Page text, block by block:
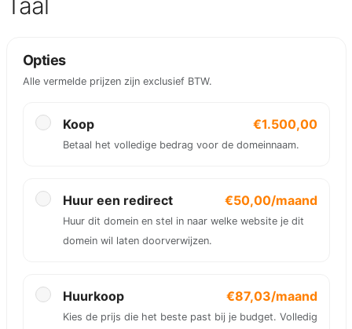
Opties
Alle vermelde prijzen zijn exclusief BTW.
Koop €1.500,00
Betaal het volledige bedrag voor de domeinnaam.
Huur een redirect €50,00/maand
Huur dit domein en stel in naar welke website je dit
domein wil laten doorverwijzen.
Huurkoop €87,03/maand
Kies de prijs die het beste past bij je budget. Volledig